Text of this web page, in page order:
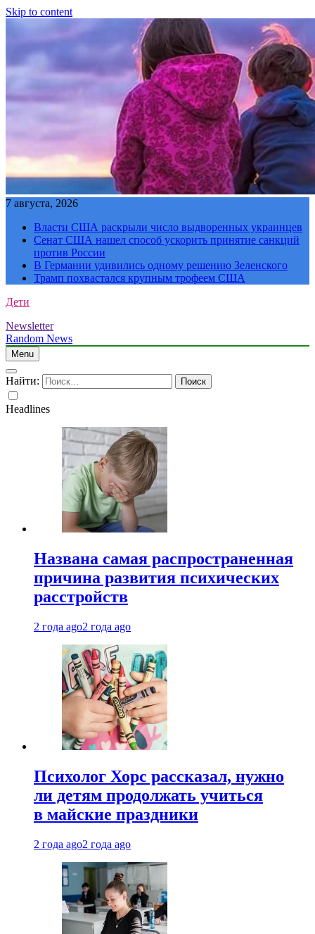
Skip to content
7 августа, 2026
Власти США раскрыли число выдворенных украинцев
Сенат США нашел способ ускорить принятие санкций
против России
В Германии удивились одному решению Зеленского
Трамп похвастался крупным трофеем США
Дети
Newsletter
Random News
Menu
Найти:
Headlines
Названа самая распространенная
причина развития психических
расстройств
2 года ago2 года ago
Психолог Хорс рассказал, нужно
ли детям продолжать учиться
в майские праздники
2 года ago2 года ago